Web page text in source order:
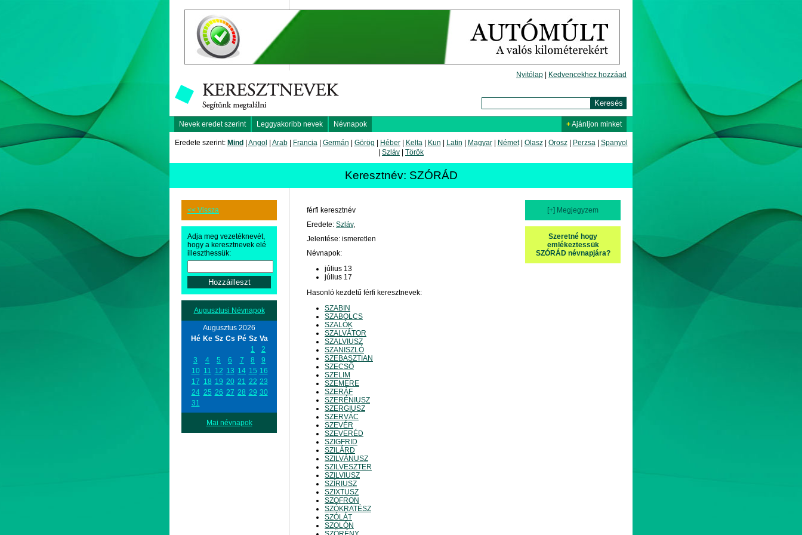
Nyitólap Kedvencekhez hozzáad
Nevek eredet szerint Leggyakoribb nevek Névnapok +Ajánljon minket
Eredete szerint: Mind Angol Arab| Francia| Germán Görög Héber| Kelta| Kun Latin Magyar| Német| Olasz| Orosz| Perzsa| Spanyol
Szláv Török
Keresztnév: SZÓRÁD
<< Vissza
Adja meg vezetéknevét,
hogy a keresztnevek elé
illeszthessük:
Augusztusi Névnapok
Augusztus 2026
Hé Ke Sz Cs Pé Sz Va
1
2
3
4 5 6 7 8
9
10 11 12 13 14 15 16
17 18 19 20 21 22 23
24 25 26 27 28 29 30
31
Mai névnapok
[+] Megjegyzem
Szeretné hogy
emlékeztessük
SZÓRÁD névnapjára?
férfi keresztnév
Eredete: Szláv,
Jelentése: ismeretlen
Névnapok:
július 13
július 17
Hasonló kezdetű férfi keresztnevek:
SZABIN
SZABOLCS
SZALÓK
SZALVÁTOR
SZALVIUSZ
SZANISZLÓ
SZEBASZTIAN
SZECSŐ
SZELIM
SZEMERE
SZERÁF
SZERÉNIUSZ
SZERGIUSZ
SZERVÁC
SZEVÉR
SZEVERÉD
SZIGFRID
SZILÁRD
SZILVÁNUSZ
SZILVESZTER
SZILVIUSZ
SZÍRIUSZ
SZIXTUSZ
SZOFRON
SZÓKRATÉSZ
SZÓLÁT
SZOLÓN